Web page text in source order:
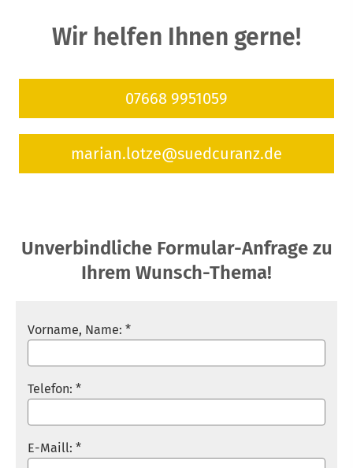
Wir helfen Ihnen gerne!
07668 9951059
marian.lotze@suedcuranz.de
Unverbindliche Formular-Anfrage zu
Ihrem Wunsch-Thema!
Vorname, Name: *
Telefon: *
E-Maill: *